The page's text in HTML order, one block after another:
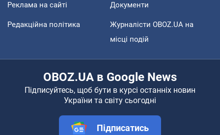
Реклама на сайті Документи
Редакційна політика
Журналісти OBOZ.UA на
місці подій
OBOZ.UA в Google News
Підписуйтесь, щоб бути в курсі останніх новин
України та світу сьогодні
Підписатись